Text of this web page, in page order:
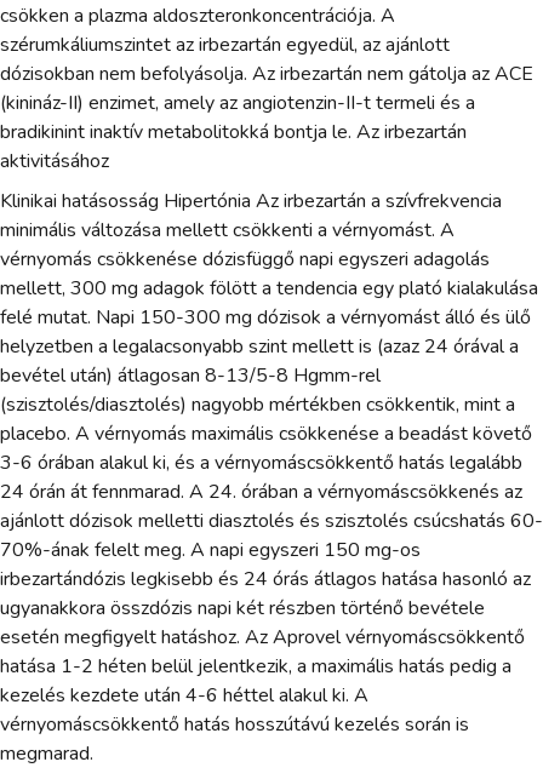
csökken a plazma aldoszteronkoncentrációja. A
szérumkáliumszintet az irbezartán egyedül, az ajánlott
dózisokban nem befolyásolja. Az irbezartán nem gátolja az ACE
(kinináz-II) enzimet, amely az angiotenzin-II-t termeli és a
bradikinint inaktív metabolitokká bontja le. Az irbezartán
aktivitásához
Klinikai hatásosság Hipertónia Az irbezartán a szívfrekvencia
minimális változása mellett csökkenti a vérnyomást. A
vérnyomás csökkenése dózisfüggő napi egyszeri adagolás
mellett, 300 mg adagok fölött a tendencia egy plató kialakulása
felé mutat. Napi 150-300 mg dózisok a vérnyomást álló és ülő
helyzetben a legalacsonyabb szint mellett is (azaz 24 órával a
bevétel után) átlagosan 8-13/5-8 Hgmm-rel
(szisztolés/diasztolés) nagyobb mértékben csökkentik, mint a
placebo. A vérnyomás maximális csökkenése a beadást követő
3-6 órában alakul ki, és a vérnyomáscsökkentő hatás legalább
24 órán át fennmarad. A 24. órában a vérnyomáscsökkenés az
ajánlott dózisok melletti diasztolés és szisztolés csúcshatás 60-
70%-ának felelt meg. A napi egyszeri 150 mg-os
irbezartándózis legkisebb és 24 órás átlagos hatása hasonló az
ugyanakkora összdózis napi két részben történő bevétele
esetén megfigyelt hatáshoz. Az Aprovel vérnyomáscsökkentő
hatása 1-2 héten belül jelentkezik, a maximális hatás pedig a
kezelés kezdete után 4-6 héttel alakul ki. A
vérnyomáscsökkentő hatás hosszútávú kezelés során is
megmarad.